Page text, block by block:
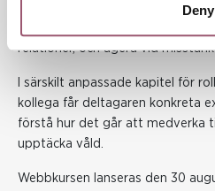
Deny
och relationerna på
relationer, och agera vid
I särskilt anpassade kapitel för
kollega får deltagaren konkreta
förstå hur det går att medverka
upptäcka våld.
Webbkursen lanseras den 30